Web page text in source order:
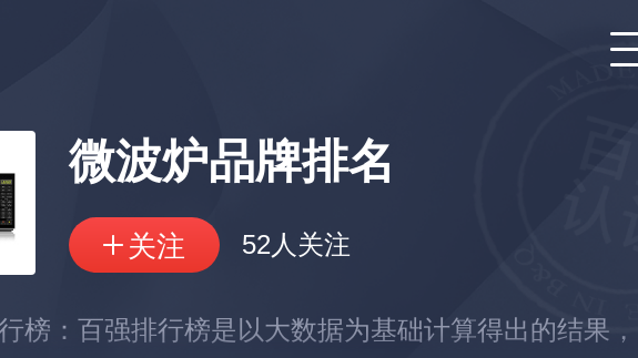
微波炉品牌排名
52人关注
榜：百强排行榜是以大数据为基础计算得出的结果，